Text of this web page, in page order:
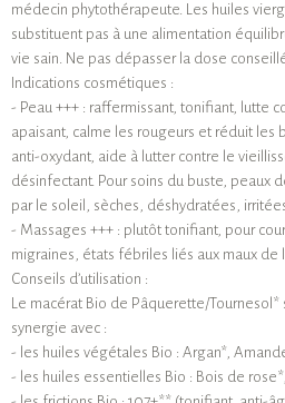
médecin phytothérapeute. Les huiles
substituent pas à une alimentation
vie sain. Ne pas dépasser la dose
Indications cosmétiques :
- Peau +++ : raffermissant, tonifiant, lutte
apaisant, calme les rougeurs et réduit les
anti-oxydant, aide à lutter contre le
désinfectant. Pour soins du buste, peaux
par le soleil, sèches, déshydratées,
- Massages +++ : plutôt tonifiant, pour
migraines, états fébriles liés aux maux de
Conseils d’utilisation :
Le macérat Bio de Pâquerette/
synergie avec :
- les huiles végétales Bio : Argan*,
- les huiles essentielles Bio : Bois de